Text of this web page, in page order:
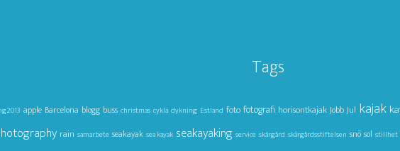
Tags
apple Barcelona blogg buss christmas cykla dykning Estland fotofotografi horisontkajak Jobb Jul kajak
rain samarbete seakayak sea kayak seakayaking service skärgård skärgårdsstiftelsen snö sol stillhet